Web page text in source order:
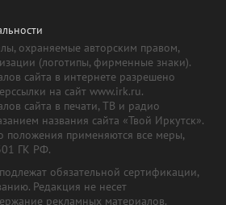
охраняемые авторским правом,
(логотипы, фирменные знаки).
сайта в интернете разрешено
на сайт www.irk.ru.
сайта в печати, ТВ и радио
названия сайта «Твой Иркутск».
положения применяются все меры,
ГК РФ.
обязательной сертификации,
Редакция не несет
рекламных материалов.